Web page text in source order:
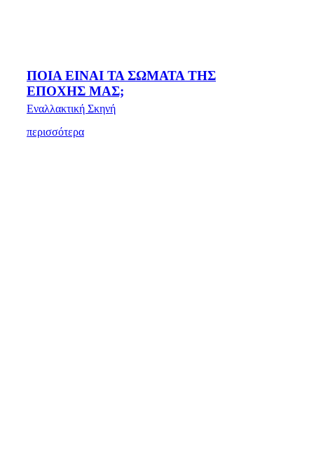
ΠΟΙΑ ΕΙΝΑΙ ΤΑ ΣΩΜΑΤΑ ΤΗΣ
ΕΠΟΧΗΣ ΜΑΣ;
Εναλλακτική Σκηνή
περισσότερα